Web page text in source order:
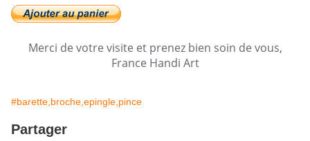
Merci de votre visite et prenez bien soin de vous,
France Handi Art
#barette,broche,epingle,pince
Partager